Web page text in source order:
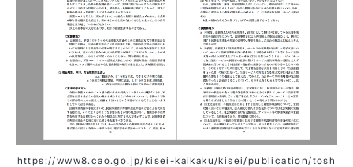
https://www8.cao.go.jp/kisei-kaikaku/kisei/publication/tosh